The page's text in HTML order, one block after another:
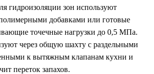
гидроизоляции зон используют
добавками или готовые
точечные нагрузки до 0,5 МПа.
через общую шахту с раздельными
к вытяжным клапанам кухни и
переток запахов.